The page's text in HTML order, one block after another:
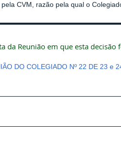
CVM, razão pela qual o
da Reunião em que esta decisão
DO COLEGIADO Nº 22 DE 23 e